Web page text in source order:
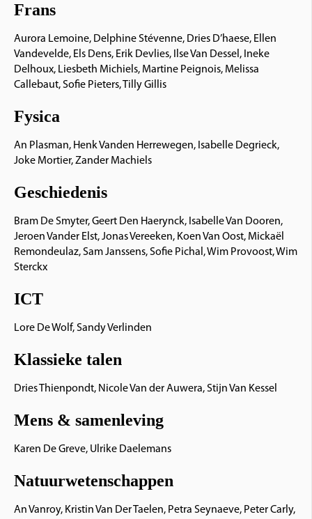
Frans
Aurora Lemoine, Delphine Stévenne, Dries D’haese, Ellen
Vandevelde, Els Dens, Erik Devlies, Ilse Van Dessel, Ineke
Delhoux, Liesbeth Michiels, Martine Peignois, Melissa
Callebaut, Sofie Pieters, Tilly Gillis
Fysica
An Plasman, Henk Vanden Herrewegen, Isabelle Degrieck,
Joke Mortier, Zander Machiels
Geschiedenis
Bram De Smyter, Geert Den Haerynck, Isabelle Van Dooren,
Jeroen Vander Elst, Jonas Vereeken, Koen Van Oost, Mickaël
Remondeulaz, Sam Janssens, Sofie Pichal, Wim Provoost, Wim
Sterckx
ICT
Lore De Wolf, Sandy Verlinden
Klassieke talen
Dries Thienpondt, Nicole Van der Auwera, Stijn Van Kessel
Mens & samenleving
Karen De Greve, Ulrike Daelemans
Natuurwetenschappen
An Vanroy, Kristin Van Der Taelen, Petra Seynaeve, Peter Carly,